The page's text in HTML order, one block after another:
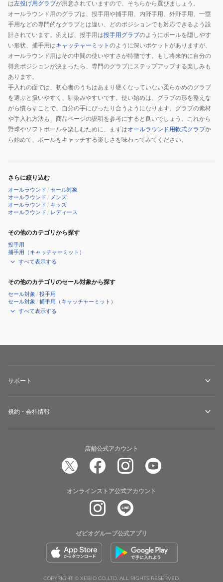
は左投げ用グラブが用意されていますので、そちらから選びましょう。
オールラウンド用のグラブは、投手用や捕手用、内野手用、外野手用、一塁
手用などの専門的なグラブとは違い、どのポジションでも対応できるよう設
計されています。例えば、投手用は投手用グラブのようにボールを隠しやす
い形状、捕手用はキャッチャーミット のように深いポケットがありますが、
オールラウンド用はその中間の使いやすさが特徴です。もし将来的に自分の
得意ポジションが決まったら、専門のグラブにステップアップする楽しみも
あります。
手入れの面では、初心者のうちはあまり硬くなっていない柔らかめのグラブ
を選ぶと扱いやすく、馴染みやすいです。使い始めは、グラブの形を整えな
がら慣らすことで、自分の手にぴったり合うようになります。グラブの素材
や手入れ方法も、商品ページの説明を参考にすると良いでしょう。これから
野球やソフトボールを楽しむために、まずはオールラウンド用軟式グラブか
ら始めて、ボールをキャッチする楽しさを味わってみてください。
さらに絞り込む
オールラウンド /セール対象
オールラウンド / メンズ
オールラウンド / キッズ
オールラウンド / レディース
その他のカテゴリから探す
投手用
捕手用（キャッチャーミット）
すべて表示する
その他のカテゴリのセール対象から探す
セール対象 /投手用
セール対象 /捕手用（キャッチャーミット）
すべて表示する
サポート
規約・会社情報
店舗公式アカウント
オンラインストア公式アカウント
ゼビオグループ公式アプリ
COPYRIGHT © XEBIO CO.,LTD. ALL RIGHTS RESERVED.